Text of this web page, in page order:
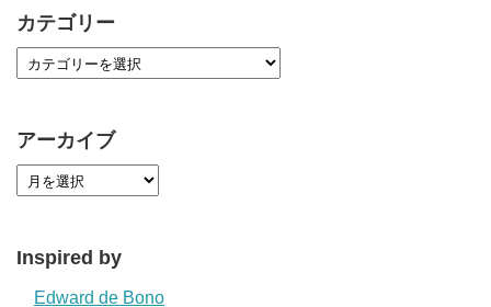
カテゴリー
アーカイブ
Inspired by
Edward de Bono